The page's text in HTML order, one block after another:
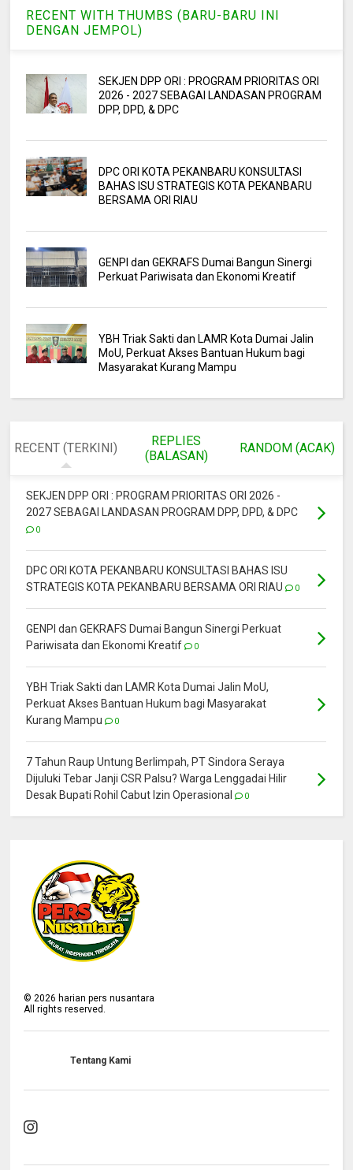
RECENT WITH THUMBS (BARU-BARU INI
DENGAN JEMPOL)
SEKJEN DPP ORI : PROGRAM PRIORITAS ORI
2026 - 2027 SEBAGAI LANDASAN PROGRAM
DPP, DPD, & DPC
DPC ORI KOTA PEKANBARU KONSULTASI
BAHAS ISU STRATEGIS KOTA PEKANBARU
BERSAMA ORI RIAU
GENPI dan GEKRAFS Dumai Bangun Sinergi
Perkuat Pariwisata dan Ekonomi Kreatif
YBH Triak Sakti dan LAMR Kota Dumai Jalin
MoU, Perkuat Akses Bantuan Hukum bagi
Masyarakat Kurang Mampu
RECENT (TERKINI)
REPLIES
(BALASAN)
RANDOM (ACAK)
SEKJEN DPP ORI : PROGRAM PRIORITAS ORI 2026 -
2027 SEBAGAI LANDASAN PROGRAM DPP, DPD, & DPC
0
DPC ORI KOTA PEKANBARU KONSULTASI BAHAS ISU
STRATEGIS KOTA PEKANBARU BERSAMA ORI RIAU
0
GENPI dan GEKRAFS Dumai Bangun Sinergi Perkuat
Pariwisata dan Ekonomi Kreatif
0
YBH Triak Sakti dan LAMR Kota Dumai Jalin MoU,
Perkuat Akses Bantuan Hukum bagi Masyarakat
Kurang Mampu
0
7 Tahun Raup Untung Berlimpah, PT Sindora Seraya
Dijuluki Tebar Janji CSR Palsu? Warga Lenggadai Hilir
Desak Bupati Rohil Cabut Izin Operasional
0
©2026 harian pers nusantara
All rights reserved.
Tentang Kami